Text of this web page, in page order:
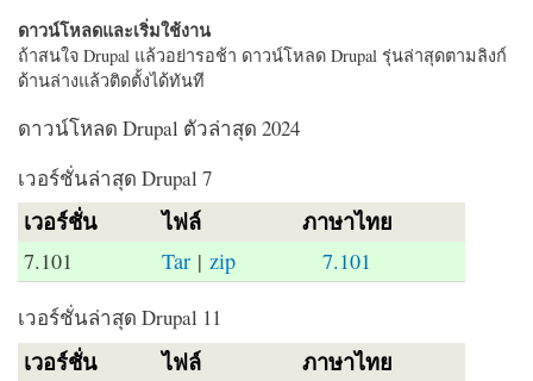
ดาวน์โหลดและเริ่มใช้งาน
ถ้าสนใจ Drupal แล้วอย่ารอช้า ดาวน์โหลด Drupal รุ่นล่าสุดตามลิงก์
ด้านล่างแล้วติดตั้งได้ทันที
ดาวน์โหลด Drupal ตัวล่าสุด 2024
เวอร์ชั่นล่าสุด Drupal 7
เวอร์ชั่น ไฟล์ ภาษาไทย
7.101 Tar |zip 7.101
เวอร์ชั่นล่าสุด Drupal 11
เวอร์ชั่น ไฟล์ ภาษาไทย